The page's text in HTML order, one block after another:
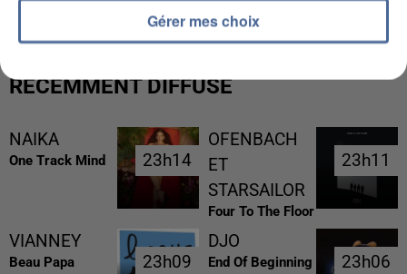
RÉCEMMENT DIFFUSÉ
NAIKA
One Track Mind 23h14
23h14
OFENBACH
ET
STARSAILOR
Four To The Floor
23h11
23h11
VIANNEY
Beau Papa 23h09
23h09
DJO
End Of Beginning 23h06
23h06
Gérer mes choix